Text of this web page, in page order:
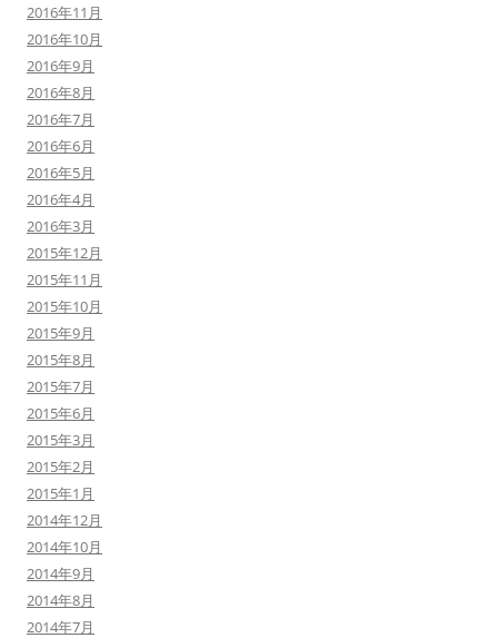
2016年11月
2016年10月
2016年9月
2016年8月
2016年7月
2016年6月
2016年5月
2016年4月
2016年3月
2015年12月
2015年11月
2015年10月
2015年9月
2015年8月
2015年7月
2015年6月
2015年3月
2015年2月
2015年1月
2014年12月
2014年10月
2014年9月
2014年8月
2014年7月